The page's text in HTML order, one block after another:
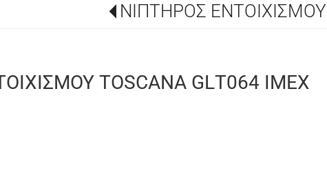
ΝΙΠΤΗΡΟΣ ΕΝΤΟΙΧΙΣΜΟΥ
TOSCANA GLΤ064 IMEX